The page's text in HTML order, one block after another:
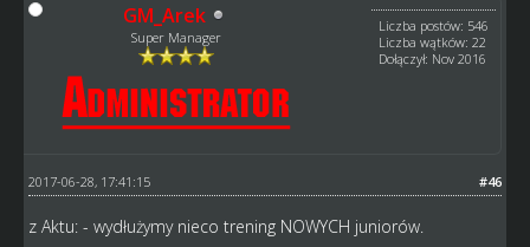
GM_Arek
Super Manager
Liczba postów: 546
Liczba wątków: 22
Dołączył: Nov 2016
#46
2017-06-28, 17:41:15
z Aktu: - wydłużymy nieco trening NOWYCH juniorów.